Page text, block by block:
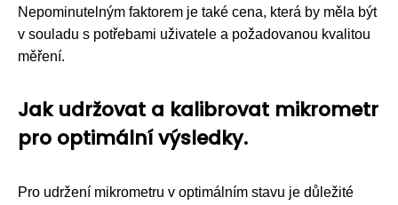
Nepominutelným faktorem je také cena, která by měla být
v souladu s potřebami uživatele a požadovanou kvalitou
měření.
Jak udržovat a kalibrovat mikrometr
pro optimální výsledky.
Pro udržení mikrometru v optimálním stavu je důležité